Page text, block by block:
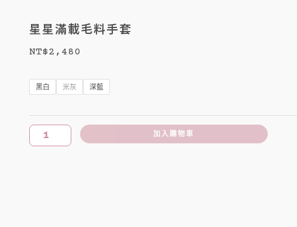
星星滿載毛料手套
NT$2,480
黑白 米灰 深藍
星
載
料
加入購物車